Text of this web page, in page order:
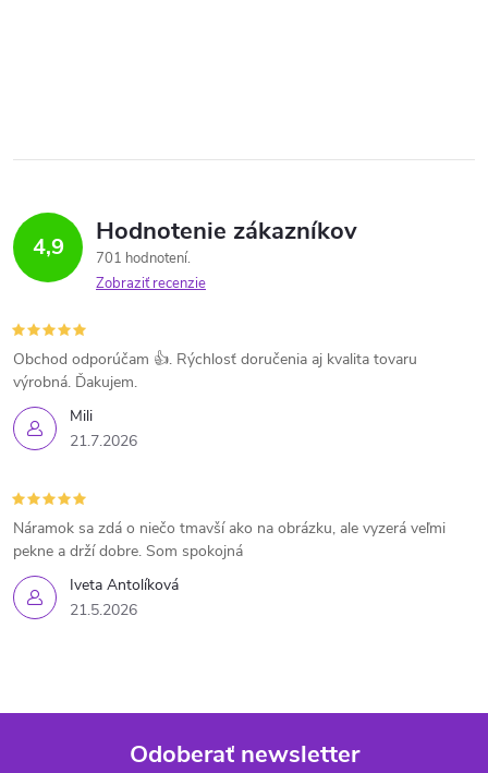
4,9 Hodnotenie zákazníkov
701 hodnotení
Zobraziť recenzie
Mili
21.7.2026
Obchod odporúčam 👍. Rýchlosť doručenia aj kvalita tovaru
výrobná. Ďakujem.
Iveta Antolíková
21.5.2026
Náramok sa zdá o niečo tmavší ako na obrázku, ale vyzerá veľmi
pekne a drží dobre. Som spokojná
Odoberať newsletter